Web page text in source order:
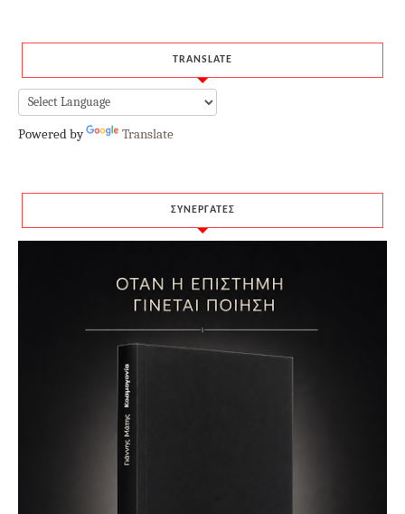
TRANSLATE
Powered by Translate
ΣΥΝΕΡΓΑΤΕΣ